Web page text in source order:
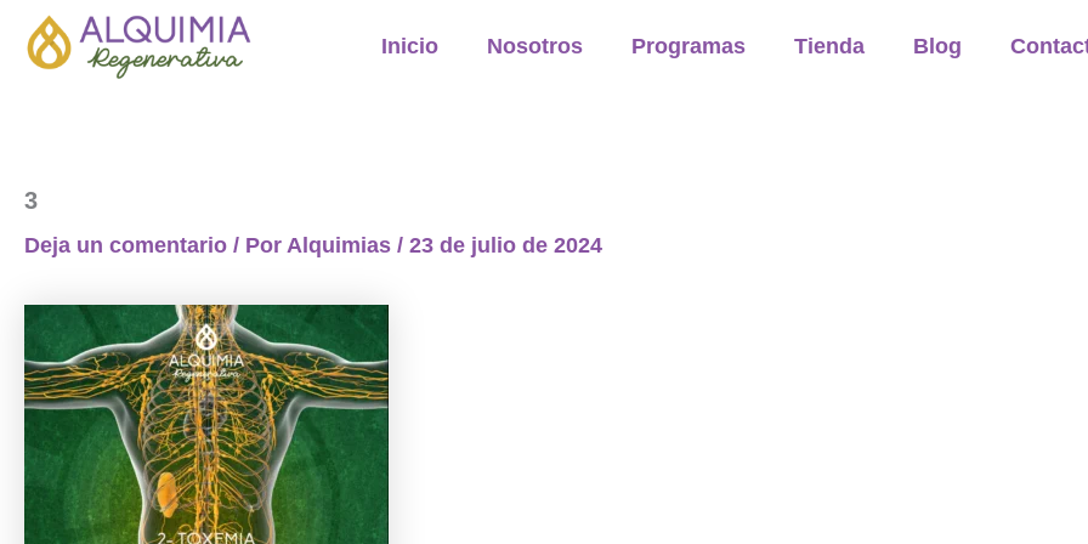
Inicio Nosotros Programas Tienda Blog
3
Deja un comentario / Por Alquimias / 23 de julio de 2024